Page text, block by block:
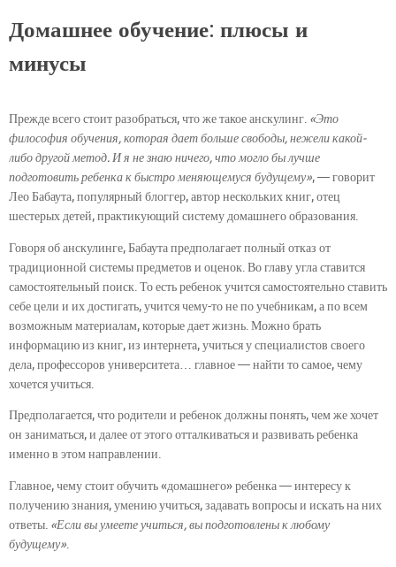
Домашнее обучение: плюсы и
минусы
Прежде всего стоит разобраться, что же такое анскулинг. «Это
философия обучения, которая дает больше свободы, нежели какой-
либо другой метод. И я не знаю ничего, что могло бы лучше
подготовить ребенка к быстро меняющемуся будущему», — говорит
Лео Бабаута, популярный блоггер, автор нескольких книг, отец
шестерых детей, практикующий систему домашнего образования.
Говоря об анскулинге, Бабаута предполагает полный отказ от
традиционной системы предметов и оценок. Во главу угла ставится
самостоятельный поиск. То есть ребенок учится самостоятельно ставить
себе цели и их достигать, учится чему-то не по учебникам, а по всем
возможным материалам, которые дает жизнь. Можно брать
информацию из книг, из интернета, учиться у специалистов своего
дела, профессоров университета… главное — найти то самое, чему
хочется учиться.
Предполагается, что родители и ребенок должны понять, чем же хочет
он заниматься, и далее от этого отталкиваться и развивать ребенка
именно в этом направлении.
Главное, чему стоит обучить «домашнего» ребенка — интересу к
получению знания, умению учиться, задавать вопросы и искать на них
ответы. «Если вы умеете учиться, вы подготовлены к любому
будущему».